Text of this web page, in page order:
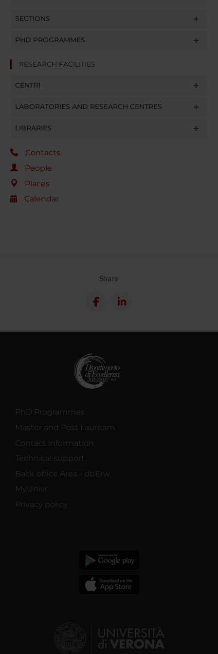
SECTIONS
PHD PROGRAMMES
RESEARCH FACILITIES
CENTRI
LABORATORIES AND RESEARCH CENTRES
LIBRARIES
Contacts
People
Places
Calendar
Share
PhD Programmes
Master and Post Lauream
Contact information
Technical support
Back office Area - dbErw
MyUnivr
Privacy policy